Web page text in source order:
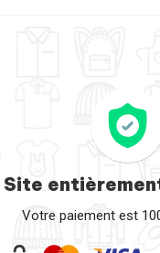
Site
Votre paiement est